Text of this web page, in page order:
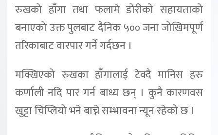
रुखको हाँगा तथा फलामे डोरीको सहायताको
बनाएको उक्त पुलबाट दैनिक ५०० जना जोखिमपूर्ण
तरिकाबाट वारपार गर्ने गर्दछन ।
मक्खिएको रुखका हाँगालाई टेक्दै मानिस हरु
कर्णाली नदि पार गर्न बाध्य छन् । कुनै कारणवस
खुट्टा चिप्लियो भने बाच्ने सम्भावना न्यून रहेको छ ।